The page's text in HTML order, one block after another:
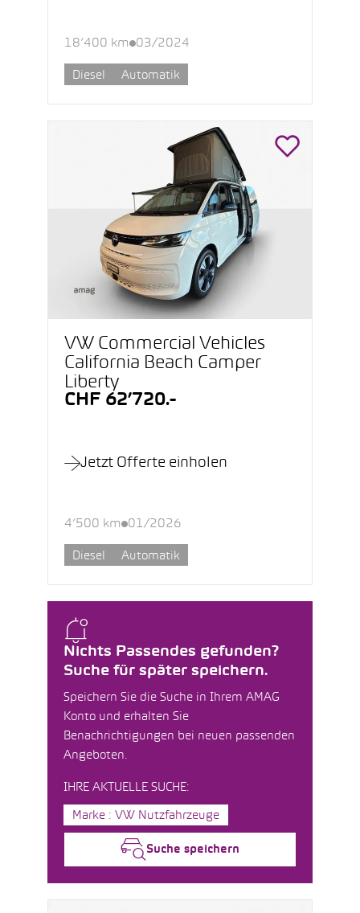
Nichts Passendes gefunden?
Suche für später speichern.
Speichern Sie die Suche in Ihrem AMAG
Konto und erhalten Sie
Benachrichtigungen bei neuen passenden
Angeboten.
IHRE AKTUELLE SUCHE:
Marke : VW Nutzfahrzeuge
Suche speichern
18’400 km 03/2024
Diesel Automatik
VW Commercial Vehicles
California Beach Camper
Liberty
CHF 62’720.-
Jetzt Offerte einholen
4’500 km 01/2026
Diesel Automatik